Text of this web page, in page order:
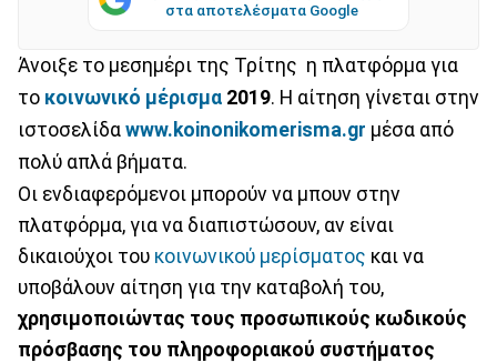
στα αποτελέσματα Google
Άνοιξε το μεσημέρι της Τρίτης η πλατφόρμα για
το κοινωνικό μέρισμα 2019. Η αίτηση γίνεται στην
ιστοσελίδα www.koinonikomerisma.gr μέσα από
πολύ απλά βήματα.
Οι ενδιαφερόμενοι μπορούν να μπουν στην
πλατφόρμα, για να διαπιστώσουν, αν είναι
δικαιούχοι του κοινωνικού μερίσματος και να
υποβάλουν αίτηση για την καταβολή του,
χρησιμοποιώντας τους προσωπικούς κωδικούς
πρόσβασης του πληροφοριακού συστήματος